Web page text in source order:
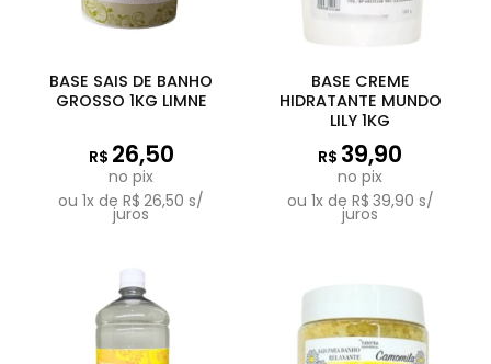
BASE SAIS DE BANHO
GROSSO 1KG LIMNE
R$ 26,50
no pix
ou 1x de R$ 26,50 s/
juros
BASE CREME
HIDRATANTE MUNDO
LILY 1KG
R$ 39,90
no pix
ou 1x de R$ 39,90 s/
juros